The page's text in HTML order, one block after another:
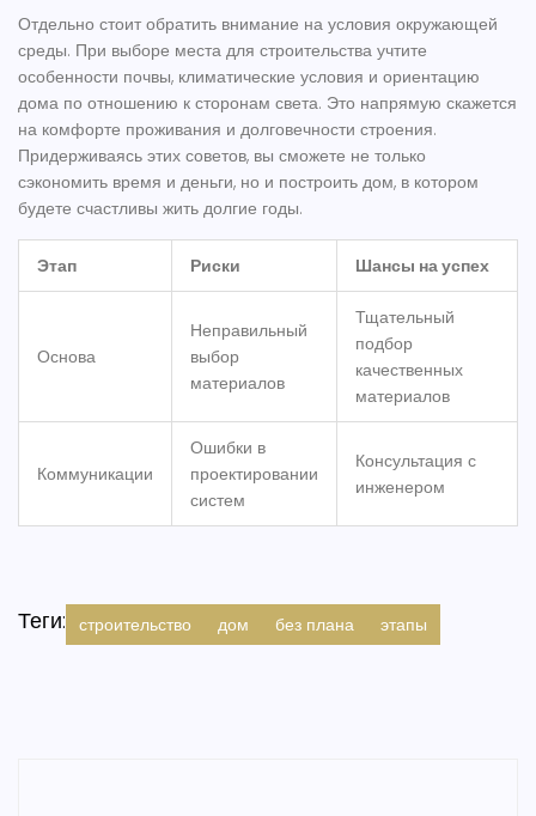
Отдельно стоит обратить внимание на условия окружающей
среды. При выборе места для строительства учтите
особенности почвы, климатические условия и ориентацию
дома по отношению к сторонам света. Это напрямую скажется
на комфорте проживания и долговечности строения.
Придерживаясь этих советов, вы сможете не только
сэкономить время и деньги, но и построить дом, в котором
будете счастливы жить долгие годы.
Этап Риски Шансы на успех
Основа
Неправильный
выбор
материалов
Тщательный
подбор
качественных
материалов
Коммуникации
Ошибки в
проектировании
систем
Консультация с
инженером
Теги: строительство дом без плана этапы